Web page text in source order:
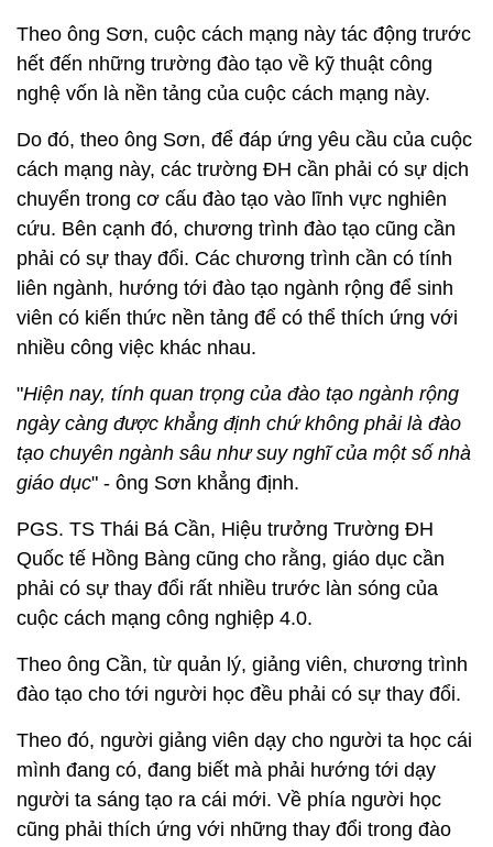
Theo ông Sơn, cuộc cách mạng này tác động trước
hết đến những trường đào tạo về kỹ thuật công
nghệ vốn là nền tảng của cuộc cách mạng này.
Do đó, theo ông Sơn, để đáp ứng yêu cầu của cuộc
cách mạng này, các trường ĐH cần phải có sự dịch
chuyển trong cơ cấu đào tạo vào lĩnh vực nghiên
cứu. Bên cạnh đó, chương trình đào tạo cũng cần
phải có sự thay đổi. Các chương trình cần có tính
liên ngành, hướng tới đào tạo ngành rộng để sinh
viên có kiến thức nền tảng để có thể thích ứng với
nhiều công việc khác nhau.
"Hiện nay, tính quan trọng của đào tạo ngành rộng
ngày càng được khẳng định chứ không phải là đào
tạo chuyên ngành sâu như suy nghĩ của một số nhà
giáo dục" - ông Sơn khẳng định.
PGS. TS Thái Bá Cần, Hiệu trưởng Trường ĐH
Quốc tế Hồng Bàng cũng cho rằng, giáo dục cần
phải có sự thay đổi rất nhiều trước làn sóng của
cuộc cách mạng công nghiệp 4.0.
Theo ông Cần, từ quản lý, giảng viên, chương trình
đào tạo cho tới người học đều phải có sự thay đổi.
Theo đó, người giảng viên dạy cho người ta học cái
mình đang có, đang biết mà phải hướng tới dạy
người ta sáng tạo ra cái mới. Về phía người học
cũng phải thích ứng với những thay đổi trong đào